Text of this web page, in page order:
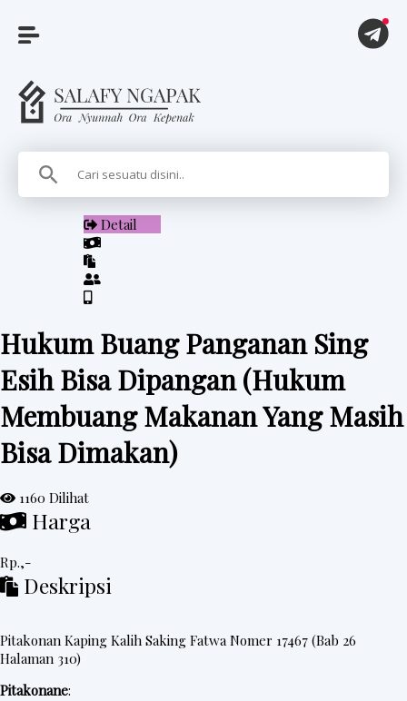
P
i
e
d
h
R
n
k
e
s
Detail
Hukum Buang Panganan Sing
Esih Bisa Dipangan (Hukum
Membuang Makanan Yang Masih
Bisa Dimakan)
1160 Dilihat
Harga
Rp.,-
Deskripsi
Pitakonan Kaping Kalih Saking Fatwa Nomer 17467 (Bab 26
Halaman 310)
Pitakonane: